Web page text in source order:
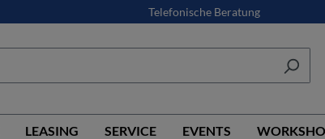
Telefonische Beratung
LEASING SERVICE EVENTS